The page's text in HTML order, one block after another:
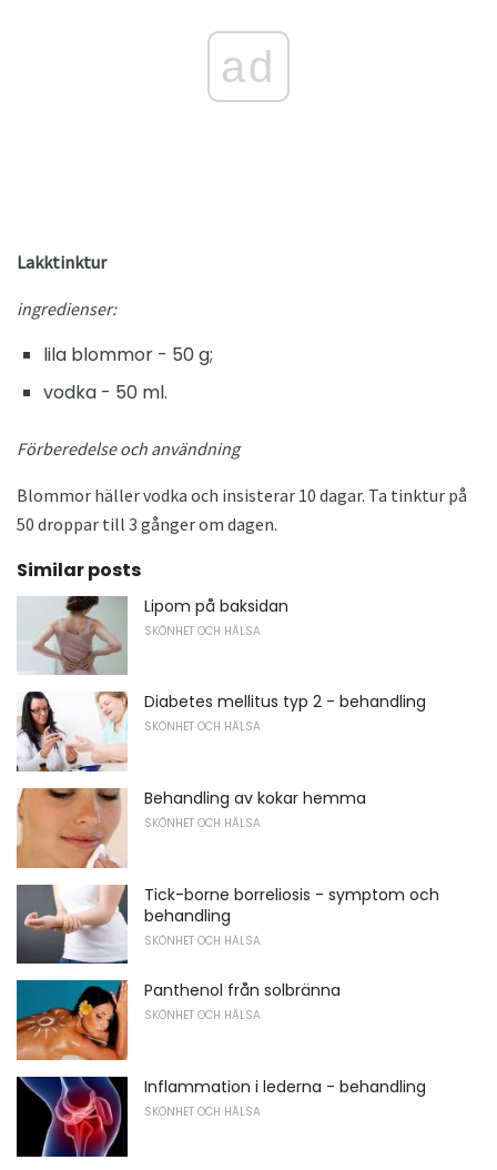
ad
Lakktinktur
ingredienser:
lila blommor - 50 g;
vodka - 50 ml.
Förberedelse och användning
Blommor häller vodka och insisterar 10 dagar. Ta tinktur på
50 droppar till 3 gånger om dagen.
Similar posts
Lipom på baksidan
SKÖNHET OCH HÄLSA
Diabetes mellitus typ 2 - behandling
SKÖNHET OCH HÄLSA
Behandling av kokar hemma
SKÖNHET OCH HÄLSA
Tick-borne borreliosis - symptom och
behandling
SKÖNHET OCH HÄLSA
Panthenol från solbränna
SKÖNHET OCH HÄLSA
Inflammation i lederna - behandling
SKÖNHET OCH HÄLSA